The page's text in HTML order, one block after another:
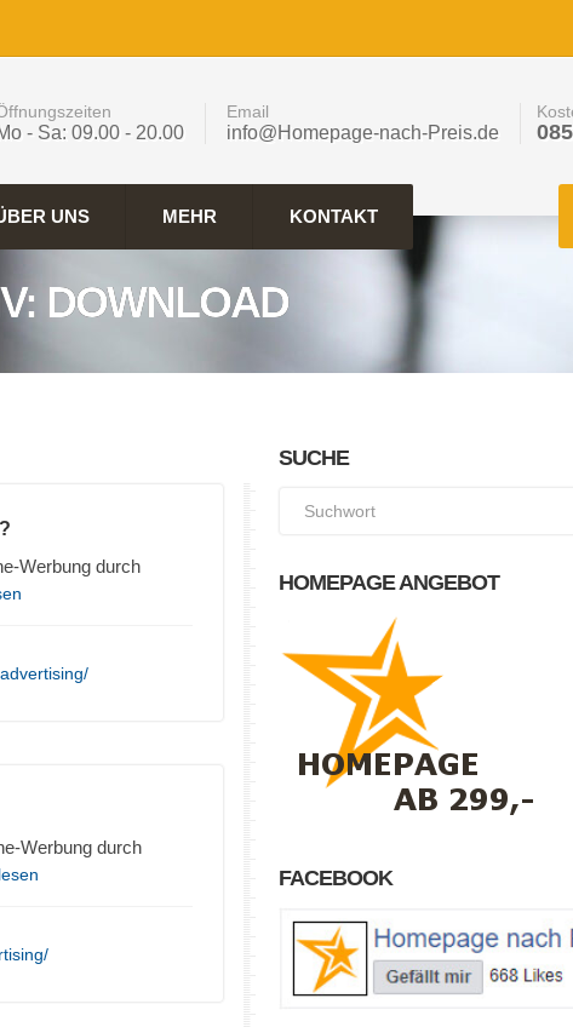
- Sa: 09.00 - 20.00
Email
info@Homepage-nach-Preis.de
UNS MEHR KONTAKT
DOWNLOAD
Werbung durch
Werbung durch
SUCHE
HOMEPAGE ANGEBOT
FACEBOOK